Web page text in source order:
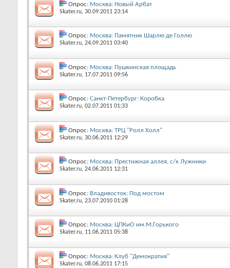
Опрос: Москва: Новый Арбат
Skater.ru‎, 30.09.2011 23:14
Опрос: Москва: Памятник Шарлю де Голлю
Skater.ru‎, 24.09.2011 03:40
Опрос: Москва: Пушкинская площадь
Skater.ru‎, 17.07.2011 09:56
Опрос: Санкт-Петербург: Коробка
Skater.ru‎, 02.07.2011 01:33
Опрос: Москва: ТРЦ "Ролл Холл"
Skater.ru‎, 30.06.2011 12:29
Опрос: Москва: Престижная аллея, с/к Лужники
Skater.ru‎, 24.06.2011 12:31
Опрос: Владивосток: Под мостом
Skater.ru‎, 23.07.2010 01:28
Опрос: Москва: ЦПКиО им.М.Горького
Skater.ru‎, 11.06.2011 05:38
Опрос: Москва: Клуб "Демократия"
Skater.ru‎, 08.06.2011 17:15